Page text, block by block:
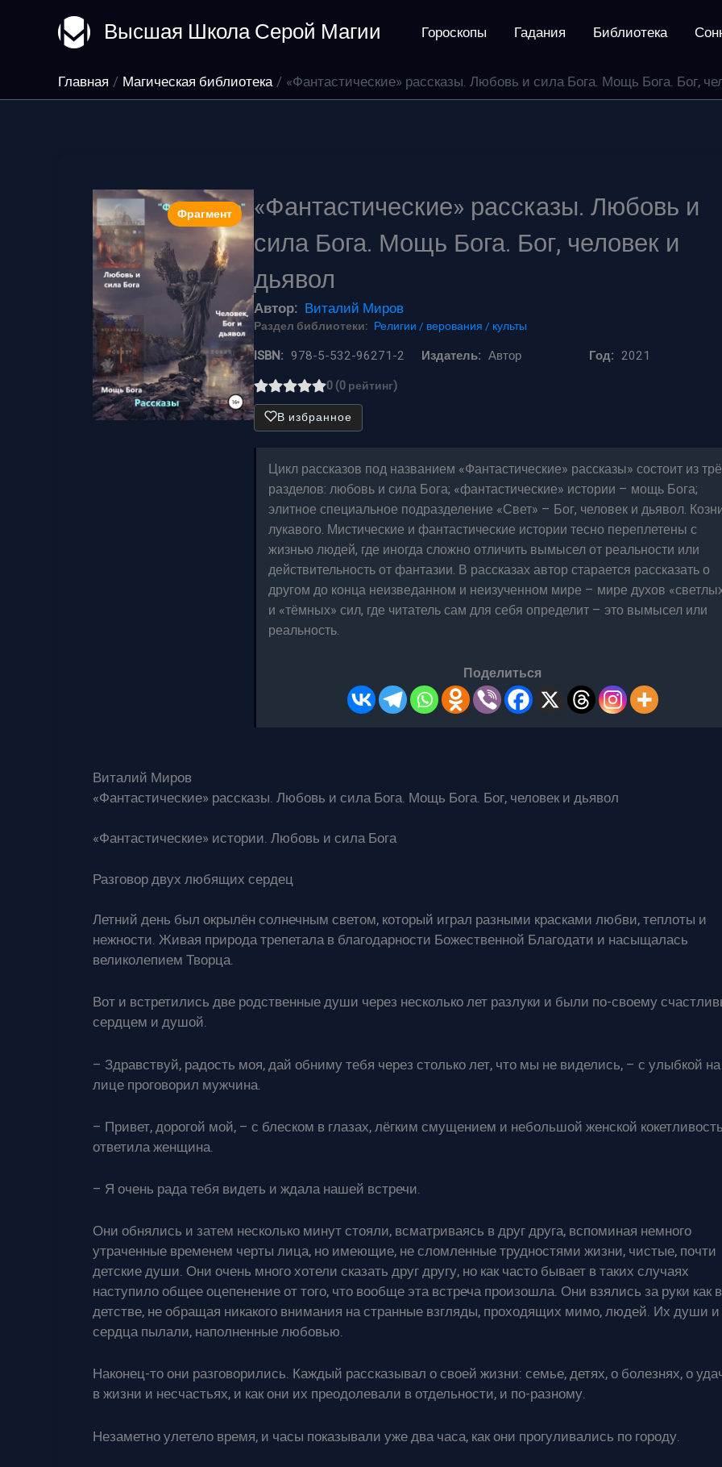
содержимому
Высшая Школа Серой Магии Гороскопы Гадания Библиотека
Главная Магическая библиотека «Фантастические» рассказы. Любовь и сила Бога. Мощь Бога. Бог,
Фрагмент
«Фантастические» рассказы. Любовь и
сила Бога. Мощь Бога. Бог, человек и
дьявол
Автор: Виталий Миров
Раздел библиотеки: Религии / верования / культы
ISBN: 978-5-532-96271-2 Издатель: Автор Год: 2021
0 (0 рейтинг)
В избранное
Цикл рассказов под названием «Фантастические» рассказы» состоит из
разделов: любовь и сила Бога; «фантастические» истории – мощь Бога;
элитное специальное подразделение «Свет» – Бог, человек и дьявол.
лукавого. Мистические и фантастические истории тесно переплетены с
жизнью людей, где иногда сложно отличить вымысел от реальности или
действительность от фантазии. В рассказах автор старается рассказать о
другом до конца неизведанном и неизученном мире – мире духов
и «тёмных» сил, где читатель сам для себя определит – это вымысел или
реальность.
Поделиться
Виталий Миров
«Фантастические» рассказы. Любовь и сила Бога. Мощь Бога. Бог, человек и дьявол
«Фантастические» истории. Любовь и сила Бога
Разговор двух любящих сердец
Летний день был окрылён солнечным светом, который играл разными красками любви, теплоты и
нежности. Живая природа трепетала в благодарности Божественной Благодати и насыщалась
великолепием Творца.
Вот и встретились две родственные души через несколько лет разлуки и были по-своему
сердцем и душой.
– Здравствуй, радость моя, дай обниму тебя через столько лет, что мы не виделись, – с улыбкой на
лице проговорил мужчина.
– Привет, дорогой мой, – с блеском в глазах, лёгким смущением и небольшой женской
ответила женщина.
– Я очень рада тебя видеть и ждала нашей встречи.
Они обнялись и затем несколько минут стояли, всматриваясь в друг друга, вспоминая немного
утраченные временем черты лица, но имеющие, не сломленные трудностями жизни, чистые, почти
детские души. Они очень много хотели сказать друг другу, но как часто бывает в таких случаях
наступило общее оцепенение от того, что вообще эта встреча произошла. Они взялись за руки как в
детстве, не обращая никакого внимания на странные взгляды, проходящих мимо, людей. Их души и
сердца пылали, наполненные любовью.
Наконец-то они разговорились. Каждый рассказывал о своей жизни: семье, детях, о болезнях, о
в жизни и несчастьях, и как они их преодолевали в отдельности, и по-разному.
Незаметно улетело время, и часы показывали уже два часа, как они прогуливались по городу.